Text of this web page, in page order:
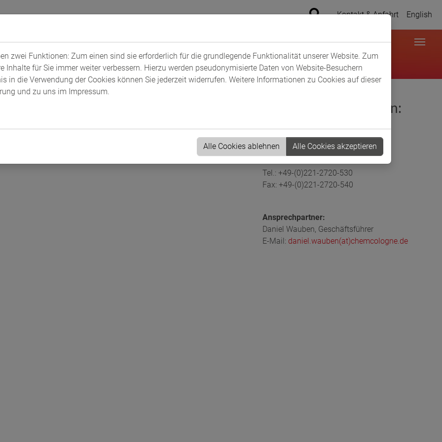
Kontakt & Anfahrt English
Kontaktinformationen:
ChemCologne e.V.
Neumarkt 35-37
50667 Köln
Tel.: +49-(0)221-2720-530
Fax: +49-(0)221-2720-540
Ansprechpartner:
Daniel Wauben, Geschäftsführer
E-Mail: daniel.wauben(at)chemcologne.de
zwei Funktionen: Zum einen sind sie erforderlich für die grundlegende Funktionalität unserer Website. Zum
Inhalte für Sie immer weiter verbessern. Hierzu werden pseudonymisierte Daten von Website-Besuchern
in die Verwendung der Cookies können Sie jederzeit widerrufen. Weitere Informationen zu Cookies auf dieser
und zu uns im Impressum.
Alle Cookies ablehnen Alle Cookies akzeptieren